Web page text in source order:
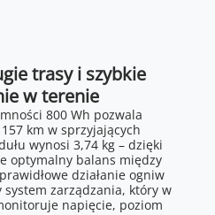
trasy i szybkie
w terenie
800 Wh pozwala
km w sprzyjających
wynosi 3,74 kg – dzięki
optymalny balans między
działanie ogniw
zarządzania, który w
napięcie, poziom